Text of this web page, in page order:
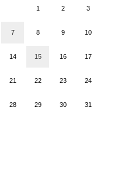
1 2 3
7 8 9 10
14 15 16 17
21 22 23 24
28 29 30 31